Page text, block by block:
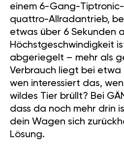
einem 6-Gang-
quattro-Allradantrieb,
etwas über 6 Sekunden
Höchstgeschwindigkeit
abgeriegelt – mehr als
Verbrauch liegt bei etwa
wen interessiert das,
wildes Tier brüllt? Bei
dass da noch mehr drin
dein Wagen sich
Lösung.